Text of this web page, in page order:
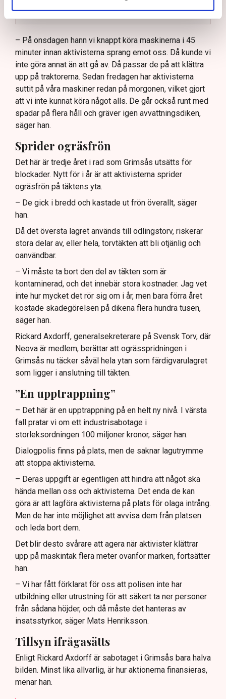
stort ekonomiskt sabotage.
Dialogpolisen på plats står maktlös inför
aktivisternas handlingar.
Frågor kvarstår om finansiering av illegal aktivism.
Läs mer
– På onsdagen hann vi knappt köra maskinerna i 45
minuter innan aktivisterna sprang emot oss. Då kunde vi
inte göra annat än att gå av. Då passar de på att klättra
upp på traktorerna. Sedan fredagen har aktivisterna
suttit på våra maskiner redan på morgonen, vilket gjort
att vi inte kunnat köra något alls. De går också runt med
spadar på flera håll och gräver igen avvattningsdiken,
säger han.
Sprider ogräsfrön
Det här är tredje året i rad som Grimsås utsätts för
blockader. Nytt för i år är att aktivisterna sprider
ogräsfrön på täktens yta.
– De gick i bredd och kastade ut frön överallt, säger
han.
Då det översta lagret används till odlingstorv, riskerar
stora delar av, eller hela, torvtäkten att bli otjänlig och
oanvändbar.
– Vi måste ta bort den del av täkten som är
kontaminerad, och det innebär stora kostnader. Jag vet
inte hur mycket det rör sig om i år, men bara förra året
kostade skadegörelsen på dikena flera hundra tusen,
säger han.
Rickard Axdorff, generalsekreterare på Svensk Torv, där
Neova är medlem, berättar att ogrässpridningen i
Grimsås nu täcker såväl hela ytan som färdigvarulagret
som ligger i anslutning till täkten.
”En upptrappning”
– Det här är en upptrappning på en helt ny nivå. I värsta
fall pratar vi om ett industrisabotage i
storleksordningen 100 miljoner kronor, säger han.
Dialogpolis finns på plats, men de saknar lagutrymme
att stoppa aktivisterna.
– Deras uppgift är egentligen att hindra att något ska
hända mellan oss och aktivisterna. Det enda de kan
göra är att lagföra aktivisterna på plats för olaga intrång.
Men de har inte möjlighet att avvisa dem från platsen
och leda bort dem.
Det blir desto svårare att agera när aktivister klättrar
upp på maskintak flera meter ovanför marken, fortsätter
han.
– Vi har fått förklarat för oss att polisen inte har
utbildning eller utrustning för att säkert ta ner personer
från sådana höjder, och då måste det hanteras av
insatsstyrkor, säger Mats Henriksson.
Tillsyn ifrågasätts
Enligt Rickard Axdorff är sabotaget i Grimsås bara halva
bilden. Minst lika allvarlig, är hur aktionerna finansieras,
menar han.